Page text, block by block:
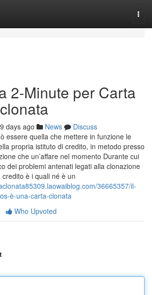
2-Minute per Carta
days ago News
Discuss
essere quella che mettere in funzione le
propria istituto di credito, in metodo presso
che un’affare nel momento Durante cui
dei problemi antenati legati alla clonazione
è i quali né è un
36665357/il-
è-una-carta-clonata
Who Upvoted